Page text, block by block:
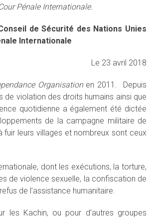
Pénale Internationale.
de Sécurité des Nations Unies
Internationale
Le 23 avril 2018
Organisationen 2011. Depuis
de violation des droits humains ainsi que
quotidienne a également été dictée
de la campagne militaire de
fuir leurs villages et nombreux sont ceux
dont les exécutions, la torture,
de violence sexuelle, la confiscation de
de l’assistance humanitaire.
les Kachin, ou pour d’autres groupes